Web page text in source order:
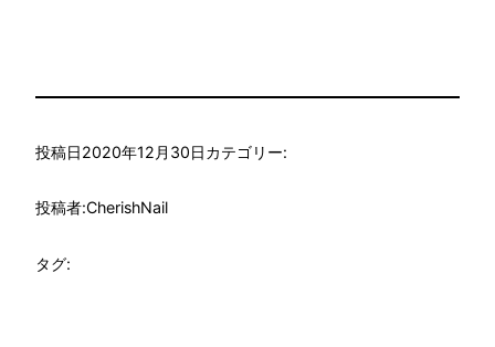
投稿日2020年12月30日カテゴリー:
投稿者:CherishNail
タグ: